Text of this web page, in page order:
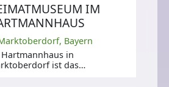
IM
Bayern
in
ist das